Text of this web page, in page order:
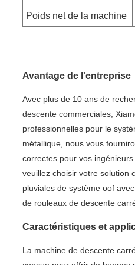
Poids net de la machine
Avantage de l'entreprise
Avec plus de 10 ans de
descente commerciales,
professionnelles pour le
métallique, nous vous
correctes pour vos
veuillez choisir votre solution
pluviales de système oof
de rouleaux de descente
Caractéristiques et
La machine de descente